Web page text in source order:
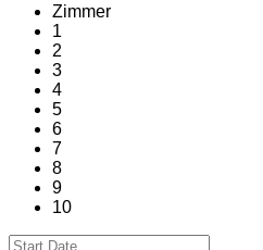
Zimmer
1
2
3
4
5
6
7
8
9
10